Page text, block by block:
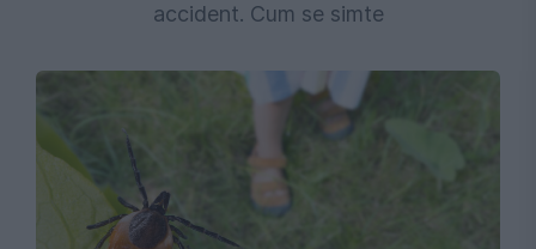
accident. Cum se simte